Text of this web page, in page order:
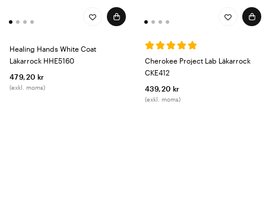
Healing Hands White Coat
Läkarrock HHE5160
479,20 kr
(exkl. moms)
Cherokee Project Lab Läkarrock
CKE412
439,20 kr
(exkl. moms)